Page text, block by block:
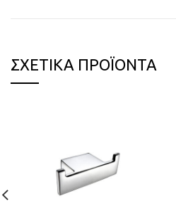
ΣΧΕΤΙΚΆ ΠΡΟΪΌΝΤΑ